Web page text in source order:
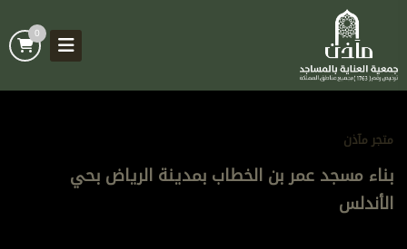
0
متجر مآذن
بناء مسجد عمر بن الخطاب بمدينة الرياض بحي
الأندلس